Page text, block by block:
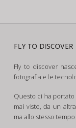
FLY TO DISCOVER
Fly to discover
fotografia e le
Questo ci ha
mai visto, da un
ma allo stesso